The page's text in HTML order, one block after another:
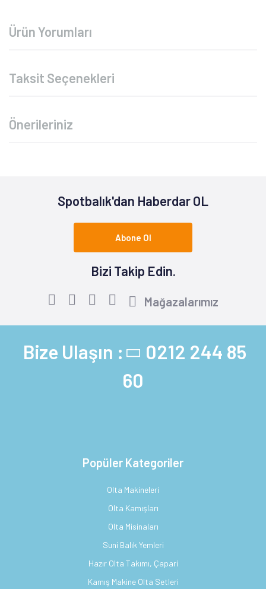
Ürün Yorumları
Taksit Seçenekleri
Önerileriniz
Spotbalık'dan Haberdar OL
Abone Ol
Bizi Takip Edin.
Mağazalarımız
Bize Ulaşın : 0212 244 85
60
Popüler Kategoriler
Olta Makineleri
Olta Kamışları
Olta Misinaları
Suni Balık Yemleri
Hazır Olta Takımı, Çapari
Kamış Makine Olta Setleri